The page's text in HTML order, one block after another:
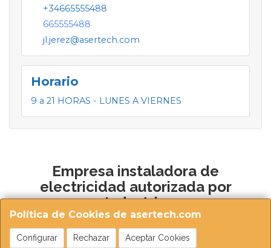
Política de Cookies de asertech.com
Configurar Rechazar Aceptar Cookies
+34665555488
665555488
jl.jerez@asertech.com
Horario
9 a 21 HORAS - LUNES A VIERNES
Empresa instaladora de
electricidad autorizada por
Industria